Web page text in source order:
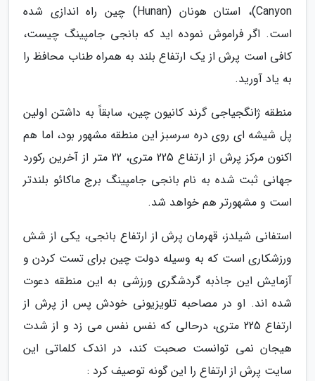
Canyon)، استان هونان (Hunan) چین راه اندازی شده
است. اگر فراموش نموده اید که بانجی جامپینگ چیست،
کافی است پرش از یک ارتفاع بلند به همراه طناب محافظ را
به یاد آورید.
منطقه ژانگجیاجی گرند کانیون چین، سابقاً به داشتن اولین
پل شیشه ای روی دره سرسبز این منطقه مشهور بود، اما هم
اکنون مرکز پرش از ارتفاع 225 متری، 22 متر از آخرین رکورد
جهانی ثبت شده به نام بانجی جامپینگ برج ماکائو بلندتر
است و مشهورتر هم خواهد شد.
استفانی شیلدز، قهرمان پرش از ارتفاع بانجی، یکی از شش
ورزشکاری است که به وسیله دولت چین برای تست کردن و
آزمایش این جاذبه گردشگری ورزشی به این منطقه دعوت
شده اند. او در مصاحبه تلویزیونی خودش پس از پرش از
ارتفاع 225 متری، درحالی که نفس نفس می زد و از شدت
هیجان نمی توانست صحبت کند، در اندک کلماتی این
سایت پرش از ارتفاع را این گونه توصیف کرد :